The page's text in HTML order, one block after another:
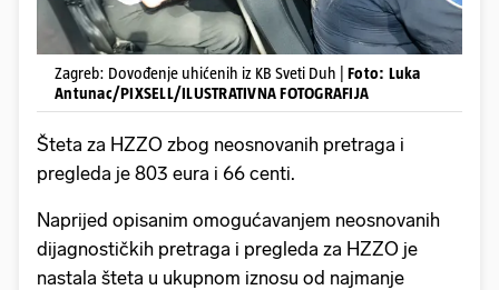
Zagreb: Dovođenje uhićenih iz KB Sveti Duh | Foto: Luka
Antunac/PIXSELL/ILUSTRATIVNA FOTOGRAFIJA
Šteta za HZZO zbog neosnovanih pretraga i
pregleda je 803 eura i 66 centi.
Naprijed opisanim omogućavanjem neosnovanih
dijagnostičkih pretraga i pregleda za HZZO je
nastala šteta u ukupnom iznosu od najmanje